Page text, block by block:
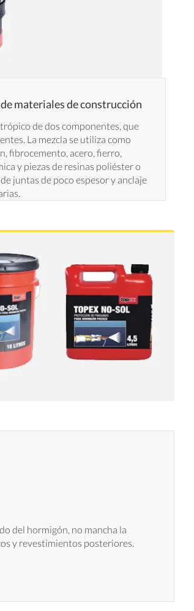
materiales de construcción
de dos componentes, que
La mezcla se utiliza como
fibrocemento, acero, fierro,
y piezas de resinas poliéster o
juntas de poco espesor y anclaje
del hormigón, no mancha la
y revestimientos posteriores.